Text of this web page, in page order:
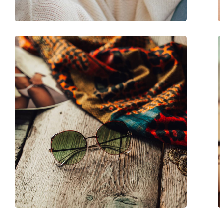
Dobradiça de mola:
Não
Acessórios
Estojo:
Sim
Pano de limpeza:
Sim
Outros
Género:
Mulher
Categoria:
Óculos de sol
Marca:
Vogue
Uso:
Moda
Código:
0VO 4180S 352/11